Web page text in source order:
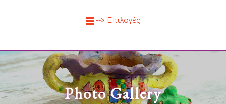
--> Επιλογές
Photo Gallery